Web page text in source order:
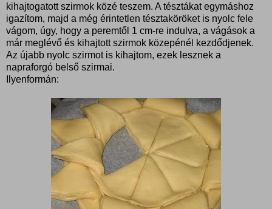
kihajtogatott szirmok közé teszem. A tésztákat egymáshoz
igazítom, majd a még érintetlen tésztaköröket is nyolc fele
vágom, úgy, hogy a peremtől 1 cm-re indulva, a vágások a
már meglévő és kihajtott szirmok közepénél kezdődjenek.
Az újabb nyolc szirmot is kihajtom, ezek lesznek a
napraforgó belső szirmai.
Ilyenformán: